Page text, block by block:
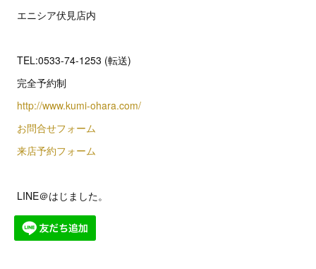
エニシア伏見店内
TEL:0533-74-1253 (転送)
完全予約制
http://www.kumi-ohara.com/
お問合せフォーム
来店予約フォーム
LINE＠はじました。